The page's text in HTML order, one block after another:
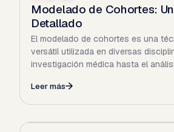
Modelado de Cohortes:
Detallado
El modelado de cohortes es una
versátil utilizada en diversas
investigación médica hasta el
Leer más